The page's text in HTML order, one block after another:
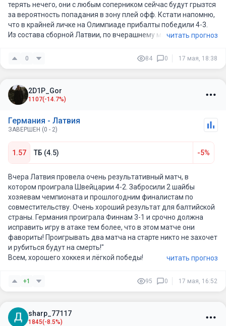
терять нечего, они с любым соперником сейчас будут грызтся
за вероятность попадания в зону плей офф. Кстати напомню,
что в крайней личке на Олимпиаде прибалты победили 4-3.
Из состава сборной Латвии, по вчерашнему матчу, наверное
читать прогноз
0 84 0 17 мая, 18:38
2D1P_Gor
1107(-14.7%)
Германия - Латвия
ЗАВЕРШЕН (0 - 2)
1.57 ТБ (4.5) -5%
Вчера Латвия провела очень результативный матч, в
котором проиграла Швейцарии 4-2. Забросили 2 шайбы
хозяевам чемпионата и прошлогодним финалистам по
совместительству. Очень хороший результат для балтийской
страны. Германия проиграла Финнам 3-1 и срочно должна
исправить игру в атаке тем более, что в этом матче они
фавориты! Проигрывать два матча на старте никто не захочет
и рубиться будут на смерть!"
Всем, хорошего хоккея и лёгкой победы!
читать прогноз
+1 95 0 17 мая, 16:52
sharp_77117
1845(-8.5%)